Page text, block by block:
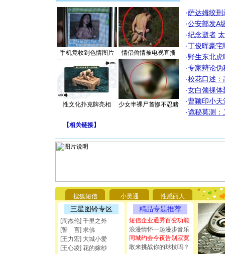
手机竟收到色情图片 情侣偷情被电视直播
性文化扑克牌亮相 少女半裸尸首惨不忍睹
·萨达姆绞刑
·公安部发A
·纪念逝者
·丁俊晖豪
·野生东北
·专家辩论伪
·校花口述：
·女白领祼体
·曹颖印小天
·诡秘莫测：
【相关链接】
搜狐短信 小灵通 性感丽人
三星图铃专区
[周杰伦] 千里之外
[誓 言] 求佛
[王力宏] 大城小爱
[王心凌] 花的嫁纱
精品专题推荐
短信企业通秀百变功能
浪漫情怀一起漫步音乐
同城约会今夜告别寂寞
敢来挑战你的球技吗？
[圣诞节]
你太多，
要平安！
[圣诞节]
能正大光
都要快乐
[圣诞节]
如意,快
[元旦]看